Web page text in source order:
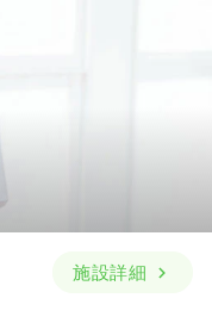
施設詳細